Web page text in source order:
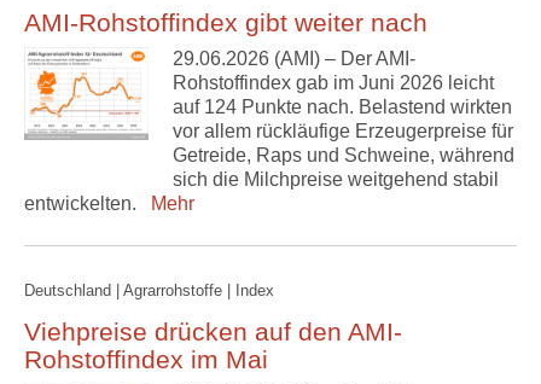
AMI-Rohstoffindex gibt weiter nach
29.06.2026 (AMI) – Der AMI-
Rohstoffindex gab im Juni 2026 leicht
auf 124 Punkte nach. Belastend wirkten
vor allem rückläufige Erzeugerpreise für
Getreide, Raps und Schweine, während
sich die Milchpreise weitgehend stabil
entwickelten.
Mehr
Deutschland | Agrarrohstoffe | Index
Viehpreise drücken auf den AMI-
Rohstoffindex im Mai